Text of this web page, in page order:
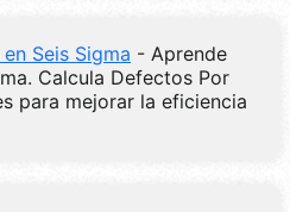
Seis Sigma - Aprende
Calcula Defectos Por
para mejorar la eficiencia